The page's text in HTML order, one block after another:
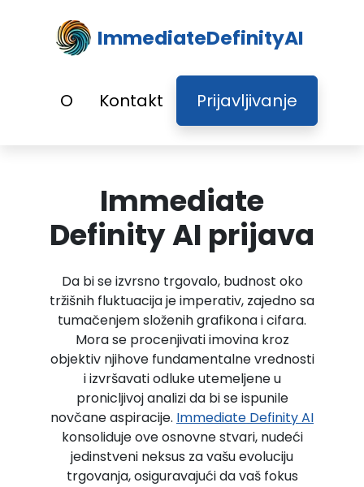
ImmediateDefinityAI
O Kontakt Prijavljivanje
Immediate
Definity AI prijava
Da bi se izvrsno trgovalo, budnost oko
tržišnih fluktuacija je imperativ, zajedno sa
tumačenjem složenih grafikona i cifara.
Mora se procenjivati imovina kroz
objektiv njihove fundamentalne vrednosti
i izvršavati odluke utemeljene u
pronicljivoj analizi da bi se ispunile
novčane aspiracije. Immediate Definity AI
konsoliduje ove osnovne stvari, nudeći
jedinstveni neksus za vašu evoluciju
trgovanja, osiguravajući da vaš fokus